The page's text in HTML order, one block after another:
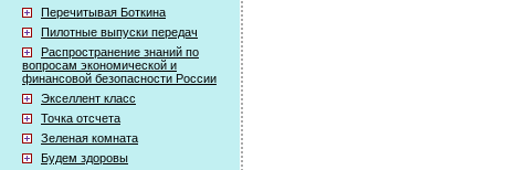
Перечитывая Боткина
Пилотные выпуски передач
Распространение знаний по
вопросам экономической и
финансовой безопасности России
Экселлент класс
Точка отсчета
Зеленая комната
Будем здоровы